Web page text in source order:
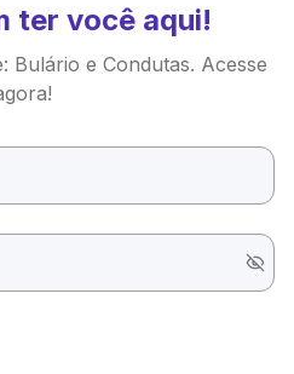
ter você aqui!
Bulário e Condutas. Acesse